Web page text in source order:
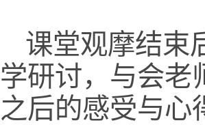
课堂观摩结束
学研讨，与会老
之后的感受与心